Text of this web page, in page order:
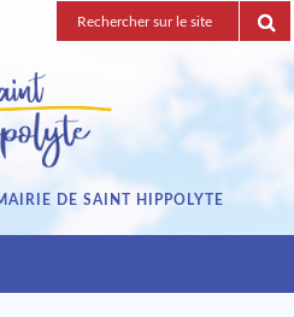
Recherche
pour
DE SAINT HIPPOLYTE